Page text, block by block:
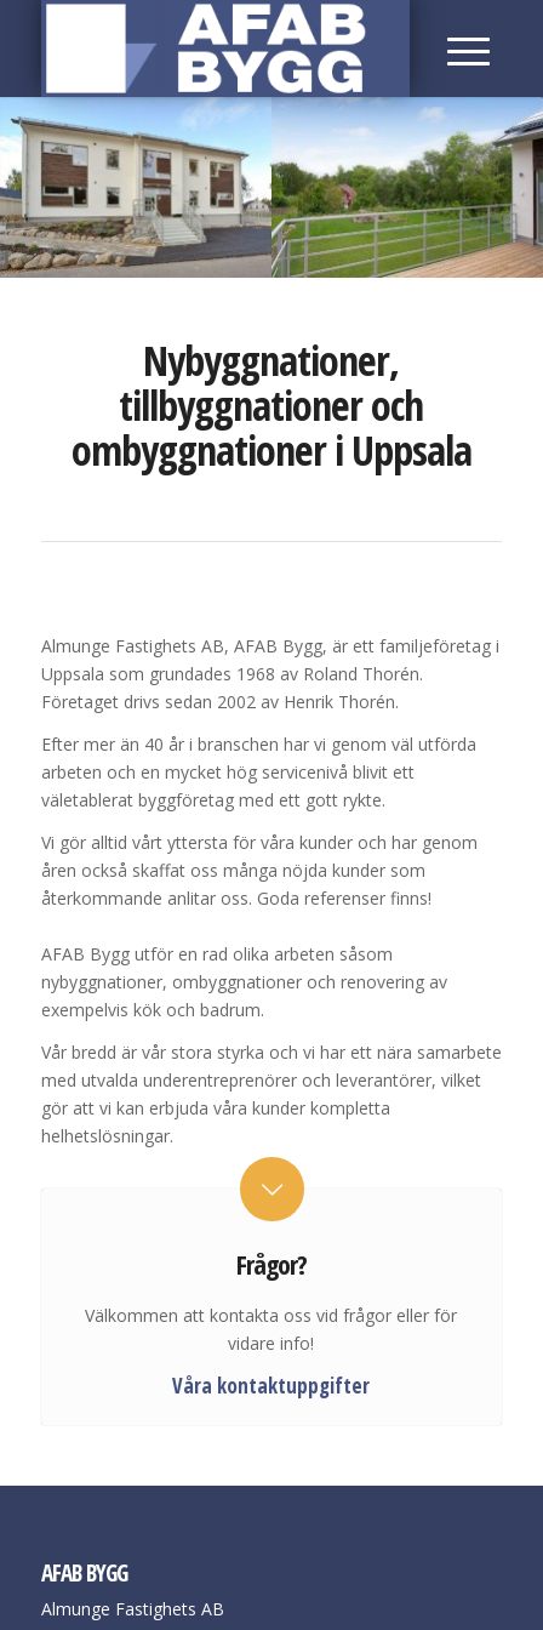
Nybyggnationer,
tillbyggnationer och
ombyggnationer i Uppsala
Almunge Fastighets AB, AFAB Bygg, är ett familjeföretag i
Uppsala som grundades 1968 av Roland Thorén.
Företaget drivs sedan 2002 av Henrik Thorén.
Efter mer än 40 år i branschen har vi genom väl utförda
arbeten och en mycket hög servicenivå blivit ett
väletablerat byggföretag med ett gott rykte.
Vi gör alltid vårt yttersta för våra kunder och har genom
åren också skaffat oss många nöjda kunder som
återkommande anlitar oss. Goda referenser finns!
AFAB Bygg utför en rad olika arbeten såsom
nybyggnationer, ombyggnationer och renovering av
exempelvis kök och badrum.
Vår bredd är vår stora styrka och vi har ett nära samarbete
med utvalda underentreprenörer och leverantörer, vilket
gör att vi kan erbjuda våra kunder kompletta
helhetslösningar.
Frågor?
Välkommen att kontakta oss vid frågor eller för
vidare info!
Våra kontaktuppgifter
AFAB BYGG
Almunge Fastighets AB